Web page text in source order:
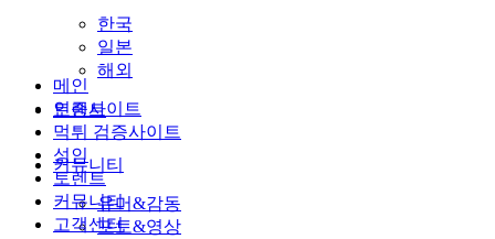
한국
일본
해외
토렌트
커뮤니티
유머&감동
포토&영상
메인
인증사이트
먹튀 검증사이트
성인
토렌트
커뮤니티
고객센터